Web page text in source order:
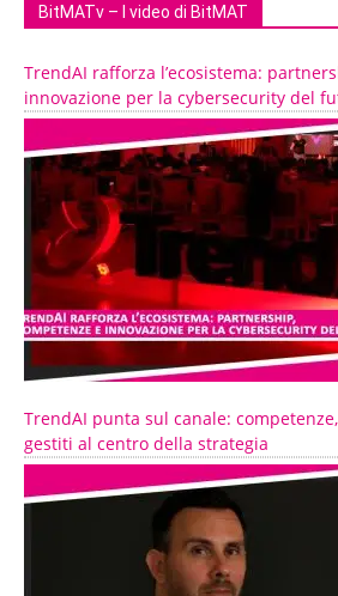
BitMATv – I video di BitMAT
TrendAI rafforza l’ecosistema:
innovazione per la cybersecurity del
TrendAI punta sul canale:
gestiti al centro della strategia